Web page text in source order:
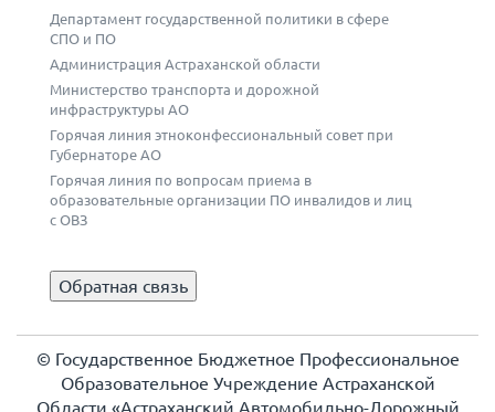
Департамент государственной политики в сфере
СПО и ПО
Администрация Астраханской области
Министерство транспорта и дорожной
инфраструктуры АО
Горячая линия этноконфессиональный совет при
Губернаторе АО
Горячая линия по вопросам приема в
образовательные организации ПО инвалидов и лиц
с ОВЗ
Обратная связь
© Государственное Бюджетное Профессиональное
Образовательное Учреждение Астраханской
Области «Астраханский Автомобильно-Дорожный